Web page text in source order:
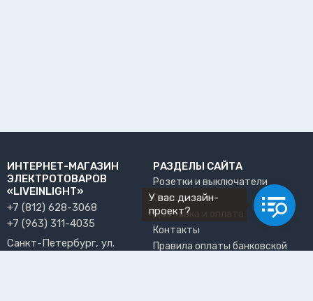
ИНТЕРНЕТ-МАГАЗИН
ЭЛЕКТРОТОВАРОВ
«LIVEINLIGHT»
+7 (812) 628-3068
+7 (963) 311-4035
Санкт-Петербург, ул.
РАЗДЕЛЫ САЙТА
Розетки и выключатели
О нас
Доставка и оплата
Контакты
Правила оплаты банковской
У вас дизайн-
проект?